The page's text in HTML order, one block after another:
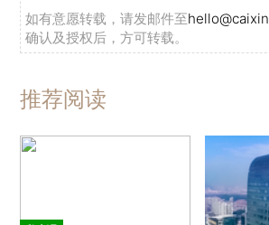
如有意愿转载，请发邮件至
确认及授权后，方可转载。
推荐阅读